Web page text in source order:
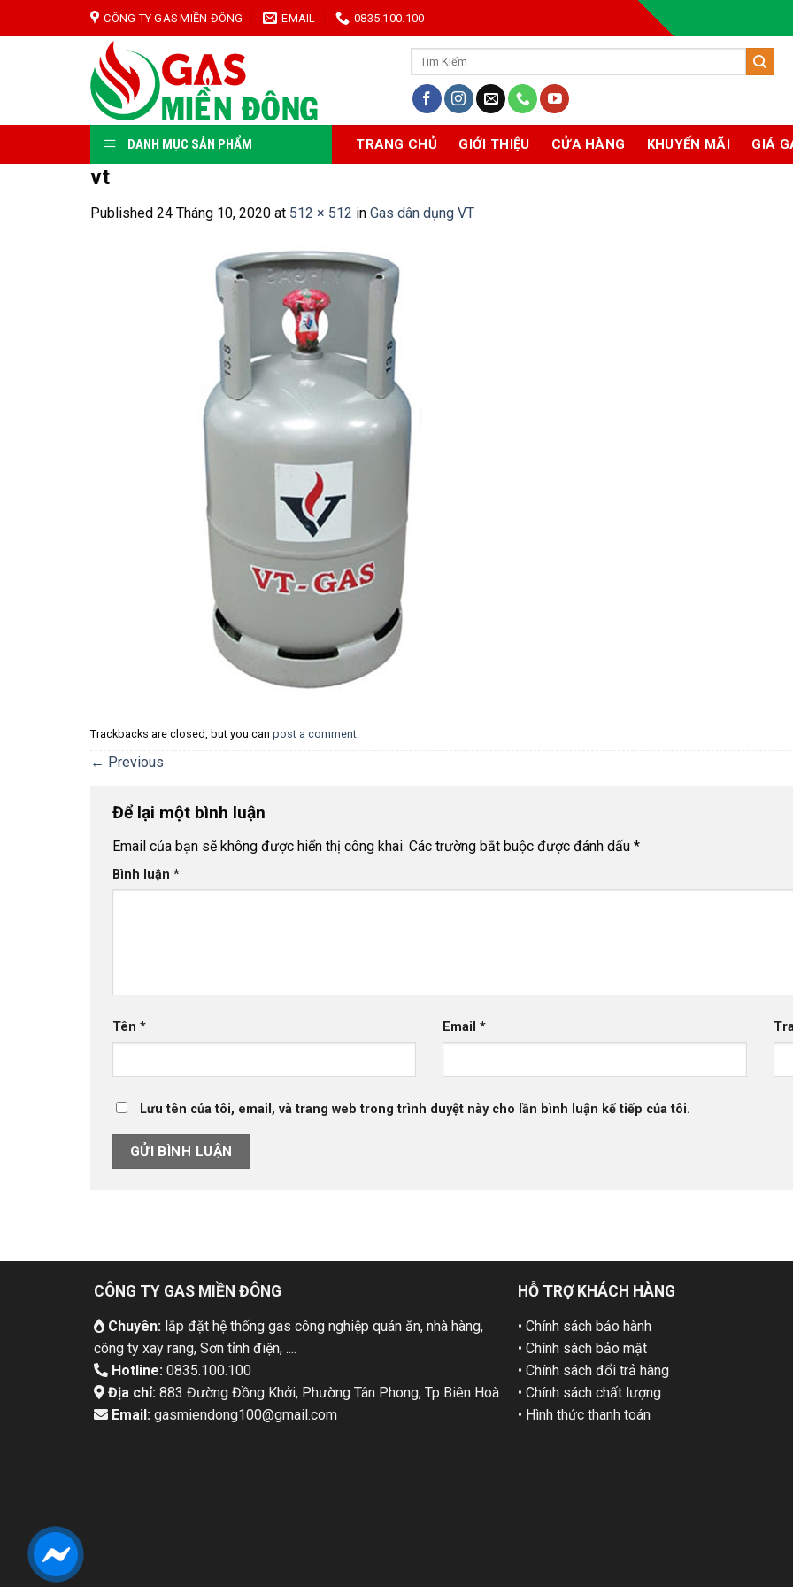
to
CÔNG TY GAS MIỀN ĐÔNG EMAIL 0835.100.100
Tìm
DANH MỤC SẢN PHẨM TRANG CHỦ GIỚI THIỆU CỬA HÀNG KHUYẾN MÃI GIÁ
vt
Published 24 Tháng 10, 2020 at 512 × 512 in Gas dân dụng VT
Trackbacks are closed, but you can post a comment.
← Previous
Để lại một bình luận
Email của bạn sẽ không được hiển thị công khai. Các trường bắt buộc được đánh dấu *
Bình luận *
Tên * Email*
Lưu tên của tôi, email, và trang web trong trình duyệt này cho lần bình luận kế tiếp của tôi.
CÔNG TY GAS MIỀN ĐÔNG
Chuyên:lắp đặt hệ thống gas công nghiệp quán ăn, nhà hàng,
công ty xay rang, Sơn tỉnh điện, ....
Hotline: 0835.100.100
Địa chỉ:883 Đường Đồng Khởi, Phường Tân Phong, Tp Biên Hoà
Email:gasmiendong100@gmail.com
HỖ TRỢ KHÁCH HÀNG
• Chính sách bảo hành
• Chính sách bảo mật
• Chính sách đổi trả hàng
• Chính sách chất lượng
• Hình thức thanh toán